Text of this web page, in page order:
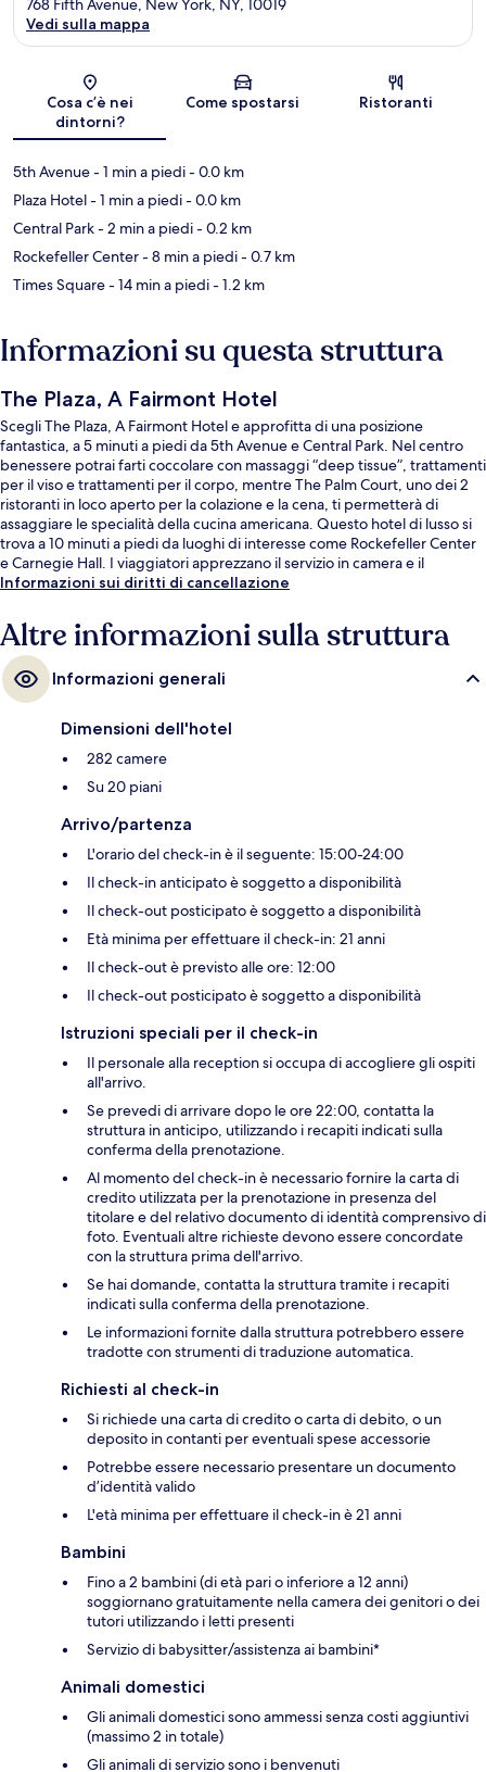
Mappa
768 Fifth Avenue, New York, NY, 10019
Vedi sulla mappa
Cosa c’è nei
dintorni?
Come spostarsi Ristoranti
5th Avenue- 1 min a piedi- 0.0 km
Plaza Hotel- 1 min a piedi- 0.0 km
Central Park- 2 min a piedi- 0.2 km
Rockefeller Center- 8 min a piedi- 0.7 km
Times Square- 14 min a piedi- 1.2 km
Informazioni su questa struttura
The Plaza, A Fairmont Hotel
Scegli The Plaza, A Fairmont Hotel e approfitta di una posizione
fantastica, a 5 minuti a piedi da 5th Avenue e Central Park. Nel centro
benessere potrai farti coccolare con massaggi “deep tissue”, trattamenti
per il viso e trattamenti per il corpo, mentre The Palm Court, uno dei 2
ristoranti in loco aperto per la colazione e la cena, ti permetterà di
assaggiare le specialità della cucina americana. Questo hotel di lusso si
trova a 10 minuti a piedi da luoghi di interesse come Rockefeller Center
e Carnegie Hall. I viaggiatori apprezzano il servizio in camera e il
personale gentile del posto. La struttura è a pochi passi da Stazione
Informazioni sui diritti di cancellazione
Altre informazioni sulla struttura
Informazioni generali
Dimensioni dell'hotel
282 camere
Su 20 piani
Arrivo/partenza
L'orario del check-in è il seguente: 15:00-24:00
Il check-in anticipato è soggetto a disponibilità
Il check-out posticipato è soggetto a disponibilità
Età minima per effettuare il check-in: 21 anni
Il check-out è previsto alle ore: 12:00
Il check-out posticipato è soggetto a disponibilità
Istruzioni speciali per il check-in
Il personale alla reception si occupa di accogliere gli ospiti
all'arrivo.
Se prevedi di arrivare dopo le ore 22:00, contatta la
struttura in anticipo, utilizzando i recapiti indicati sulla
conferma della prenotazione.
Al momento del check-in è necessario fornire la carta di
credito utilizzata per la prenotazione in presenza del
titolare e del relativo documento di identità comprensivo di
foto. Eventuali altre richieste devono essere concordate
con la struttura prima dell'arrivo.
Se hai domande, contatta la struttura tramite i recapiti
indicati sulla conferma della prenotazione.
Le informazioni fornite dalla struttura potrebbero essere
tradotte con strumenti di traduzione automatica.
Richiesti al check-in
Si richiede una carta di credito o carta di debito, o un
deposito in contanti per eventuali spese accessorie
Potrebbe essere necessario presentare un documento
d’identità valido
L'età minima per effettuare il check-in è 21 anni
Bambini
Fino a 2 bambini (di età pari o inferiore a 12 anni)
soggiornano gratuitamente nella camera dei genitori o dei
tutori utilizzando i letti presenti
Servizio di babysitter/assistenza ai bambini*
Animali domestici
Gli animali domestici sono ammessi senza costi aggiuntivi
(massimo 2 in totale)
Gli animali di servizio sono i benvenuti